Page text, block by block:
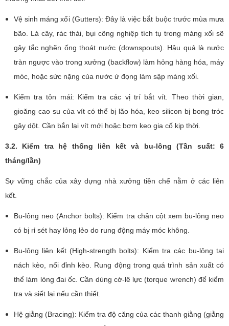
Vệ sinh máng xối (Gutters): Đây là việc bắt buộc trước mùa mưa
bão. Lá cây, rác thải, bụi công nghiệp tích tụ trong máng xối sẽ
gây tắc nghẽn ống thoát nước (downspouts). Hậu quả là nước
tràn ngược vào trong xưởng (backflow) làm hỏng hàng hóa, máy
móc, hoặc sức nặng của nước ứ đọng làm sập máng xối.
Kiểm tra tôn mái: Kiểm tra các vị trí bắt vít. Theo thời gian,
gioăng cao su của vít có thể bị lão hóa, keo silicon bị bong tróc
gây dột. Cần bắn lại vít mới hoặc bơm keo gia cố kịp thời.
3.2. Kiểm tra hệ thống liên kết và bu-lông (Tần suất: 6
tháng/lần)
Sự vững chắc của xây dựng nhà xưởng tiền chế nằm ở các liên
kết.
Bu-lông neo (Anchor bolts): Kiểm tra chân cột xem bu-lông neo
có bị rỉ sét hay lỏng lẻo do rung động máy móc không.
Bu-lông liên kết (High-strength bolts): Kiểm tra các bu-lông tại
nách kèo, nối đỉnh kèo. Rung động trong quá trình sản xuất có
thể làm lỏng đai ốc. Cần dùng cờ-lê lực (torque wrench) để kiểm
tra và siết lại nếu cần thiết.
Hệ giằng (Bracing): Kiểm tra độ căng của các thanh giằng (giằng